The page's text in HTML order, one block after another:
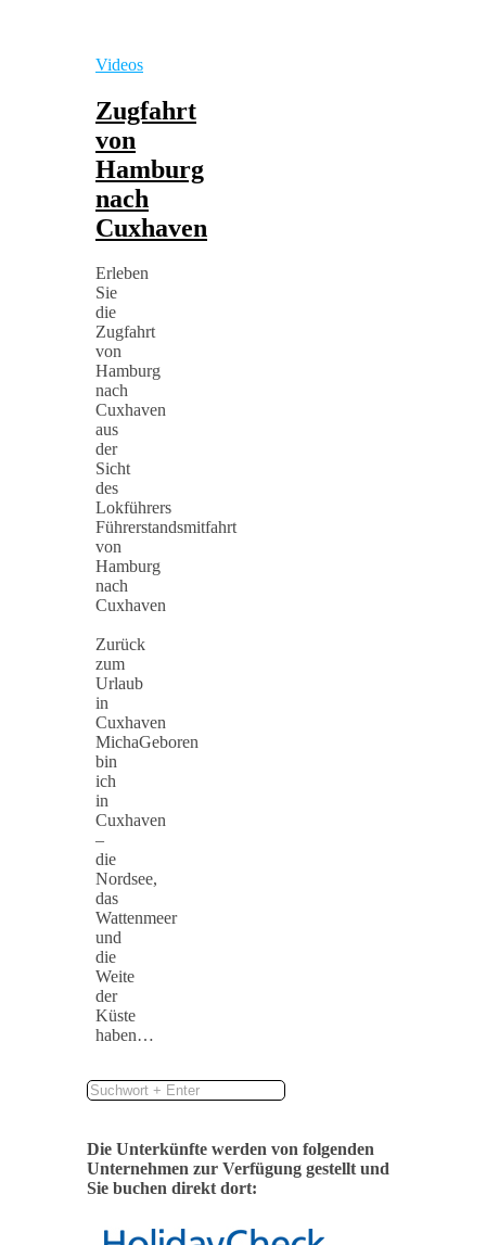
Videos
Zugfahrt
von
Hamburg
nach
Cuxhaven
Erleben
Sie
die
Zugfahrt
von
Hamburg
nach
Cuxhaven
aus
der
Sicht
des
Lokführers
Führerstandsmitfahrt
von
Hamburg
nach
Cuxhaven
Zurück
zum
Urlaub
in
Cuxhaven
MichaGeboren
bin
ich
in
Cuxhaven
–
die
Nordsee,
das
Wattenmeer
und
die
Weite
der
Küste
haben…
Die Unterkünfte werden von folgenden
Unternehmen zur Verfügung gestellt und
Sie buchen direkt dort: